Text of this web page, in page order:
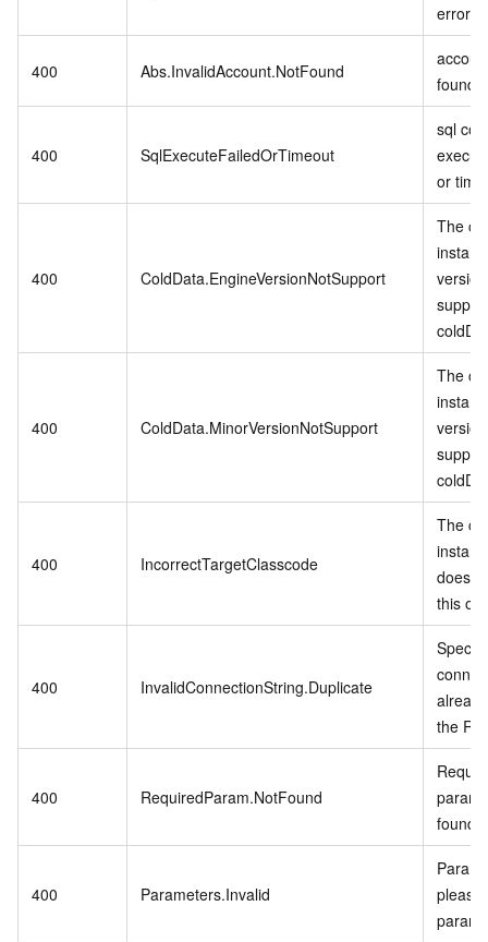
error.
400 Abs.InvalidAccount.NotFound
found.
400 SqlExecuteFailedOrTimeout
sql
or
400 ColdData.EngineVersionNotSupport
The
support
400 ColdData.MinorVersionNotSupport
The
support
400 IncorrectTargetClasscode
The
does
this
400 InvalidConnectionString.Duplicate
the
400 RequiredParam.NotFound
param
found.
400 Parameters.Invalid
please